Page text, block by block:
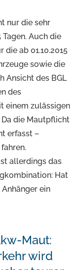
nur die sehr
Auch die
ab 01.10.2015
sowie die
Ansicht des BGL
des
einem zulässigen
Da die Mautpflicht
erfasst –
allerdings das
Hat
ein
Maut:
wird